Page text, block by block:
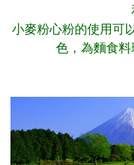
小麥粉心粉的使用可
色，為麵食料